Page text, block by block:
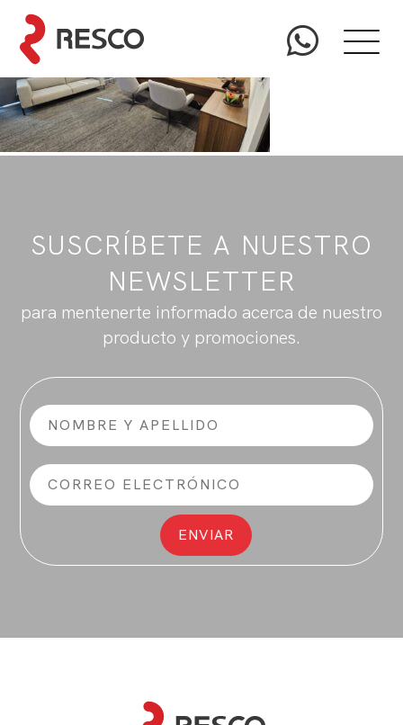
SUSCRÍBETE A NUESTRO
NEWSLETTER
para mentenerte informado acerca de nuestro
producto y promociones.